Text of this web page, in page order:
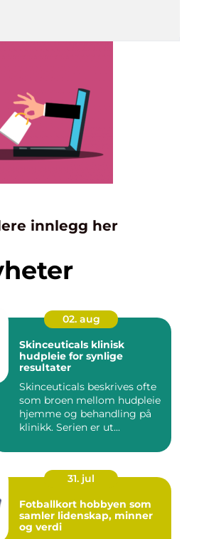
innlegg her
02. aug
Skinceuticals klinisk
hudpleie for synlige
resultater
Skinceuticals beskrives ofte
som broen mellom hudpleie
hjemme og behandling på
klinikk. Serien er ut...
31. jul
Fotballkort hobbyen som
samler lidenskap, minner
og verdi